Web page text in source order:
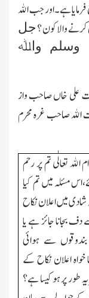
فرمایا ہے۔اور جب اﷲ
والا کون ؟جل
وسلم واﷲ
علی خاںصاحب واز
اﷲ صاحب غرہ محرم
اﷲ تعالٰی تم پر رحم
مسئلہ میں تم کیا
شادی میں اعلان نکاح
بجانا جائز ہے یا
سے ہوائی
خواہ اعلان نکاح کے
طور پر ہو کیسا ہے؟